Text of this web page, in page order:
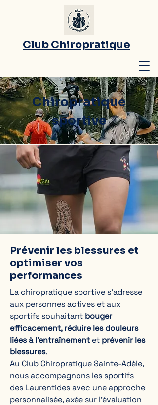
Club Chiropratique
Chiropratique
sportive
​Prévenir les blessures et
optimiser vos
performances
La chiropratique sportive s’adresse
aux personnes actives et aux
sportifs souhaitant bouger
efficacement, réduire les douleurs
liées à l’entraînementet prévenir les
blessures.
Au Club Chiropratique Sainte-Adèle,
nous accompagnons les sportifs
des Laurentides avec une approche
personnalisée, axée sur l’évaluation